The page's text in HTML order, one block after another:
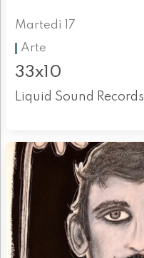
Martedì 17
Arte
33x10
Liquid Sound Records